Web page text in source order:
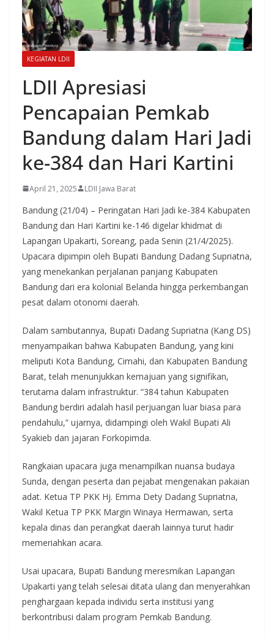
KEGIATAN LDII
LDII Apresiasi
Pencapaian Pemkab
Bandung dalam Hari Jadi
ke-384 dan Hari Kartini
April 21, 2025 LDII Jawa Barat
Bandung (21/04) – Peringatan Hari Jadi ke-384 Kabupaten
Bandung dan Hari Kartini ke-146 digelar khidmat di
Lapangan Upakarti, Soreang, pada Senin (21/4/2025).
Upacara dipimpin oleh Bupati Bandung Dadang Supriatna,
yang menekankan perjalanan panjang Kabupaten
Bandung dari era kolonial Belanda hingga perkembangan
pesat dalam otonomi daerah.
Dalam sambutannya, Bupati Dadang Supriatna (Kang DS)
menyampaikan bahwa Kabupaten Bandung, yang kini
meliputi Kota Bandung, Cimahi, dan Kabupaten Bandung
Barat, telah menunjukkan kemajuan yang signifikan,
terutama dalam infrastruktur. “384 tahun Kabupaten
Bandung berdiri adalah hasil perjuangan luar biasa para
pendahulu,” ujarnya, didampingi oleh Wakil Bupati Ali
Syakieb dan jajaran Forkopimda.
Rangkaian upacara juga menampilkan nuansa budaya
Sunda, dengan peserta dan pejabat mengenakan pakaian
adat. Ketua TP PKK Hj. Emma Dety Dadang Supriatna,
Wakil Ketua TP PKK Margin Winaya Hermawan, serta
kepala dinas dan perangkat daerah lainnya turut hadir
memeriahkan acara.
Usai upacara, Bupati Bandung meresmikan Lapangan
Upakarti yang telah selesai ditata ulang dan menyerahkan
penghargaan kepada individu serta institusi yang
berkontribusi dalam program Pemkab Bandung.